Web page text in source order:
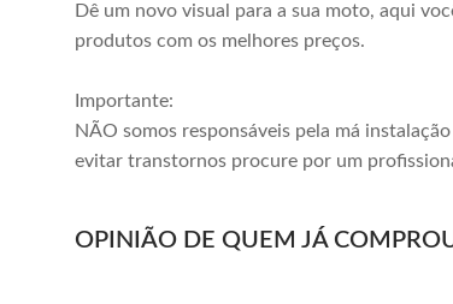
Dê um novo visual para a sua moto, aqui
produtos com os melhores preços.
Importante:
NÃO somos responsáveis pela má
evitar transtornos procure por um
OPINIÃO DE QUEM JÁ